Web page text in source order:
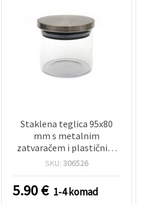
Staklena teglica 95x80
mm s metalnim
zatvaračem i plastičnim
čepom, boja inoxa, s
SKU: 306526
5.90€ 1-4 komad